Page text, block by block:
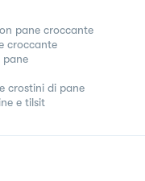
pane croccante
croccante
pane
crostini di pane
e tilsit